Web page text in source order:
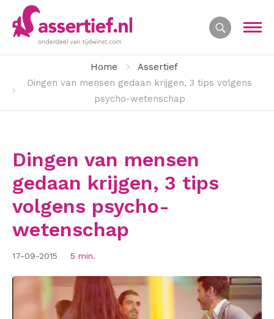
Home
Assertief
Dingen van mensen gedaan krijgen, 3 tips volgens
psycho-wetenschap
Dingen van mensen
gedaan krijgen, 3 tips
volgens psycho-
wetenschap
17-09-2015 5 min.